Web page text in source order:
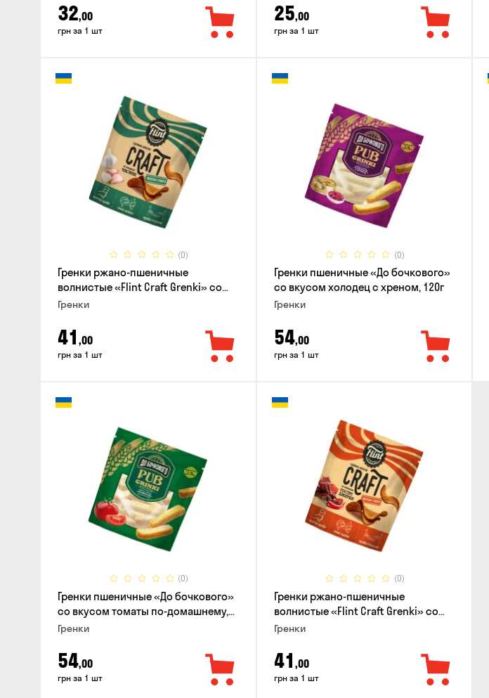
32,00
грн за 1 шт
25,00
грн за 1 шт
(0)
Гренки ржано-пшеничные
волнистые «Flint Craft Grenki» со
вкусом чеснока, 80г
Гренки
41 ,00
грн за 1 шт
(0)
Гренки пшеничные «До бочкового»
со вкусом холодец с хреном, 120г
Гренки
54,00
грн за 1 шт
(0)
Гренки пшеничные «До бочкового»
со вкусом томаты по-домашнему,
120г
Гренки
54,00
грн за 1 шт
(0)
Гренки ржано-пшеничные
волнистые «Flint Craft Grenki» со
вкусом острых джерки, 80г
Гренки
41 ,00
грн за 1 шт